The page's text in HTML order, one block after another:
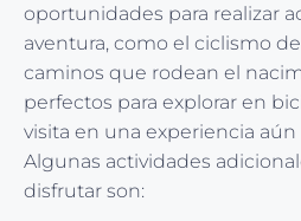
oportunidades para realizar
aventura, como el ciclismo
caminos que rodean el
perfectos para explorar en
visita en una experiencia
Algunas actividades
disfrutar son: